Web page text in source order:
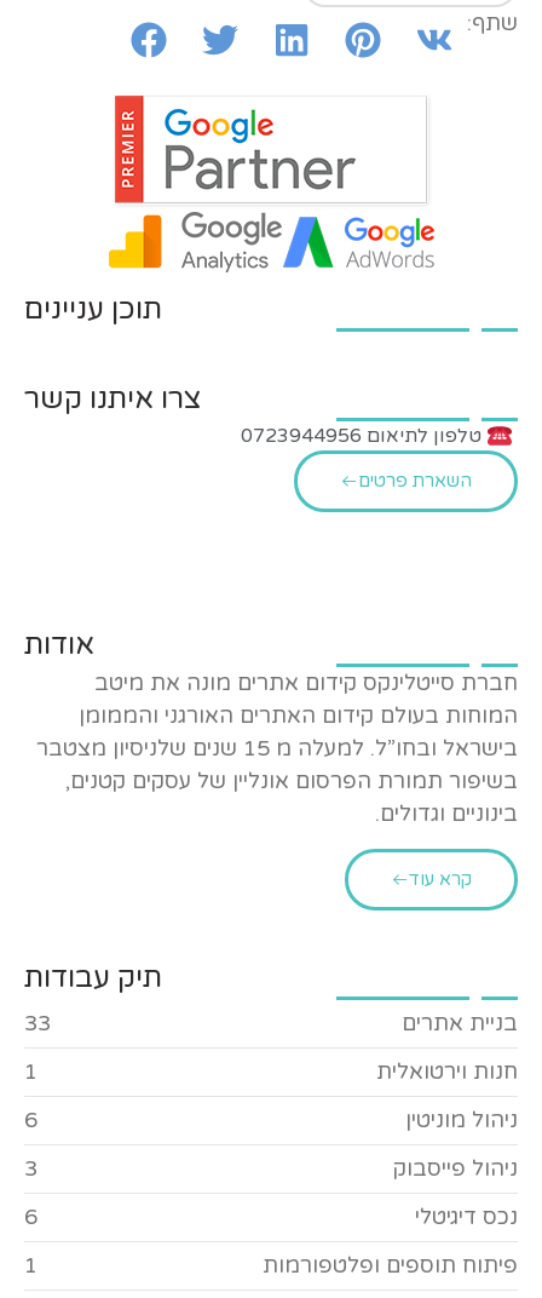
שתף:
תוכן עניינים
צרו איתנו קשר
טלפון לתיאום 0723944956
השארת פרטים
אודות
חברת סייטלינקס קידום אתרים מונה את מיטב
המוחות בעולם קידום האתרים האורגני והממומן
בישראל ובחו”ל. למעלה מ 15 שנים שלניסיון מצטבר
בשיפור תמורת הפרסום אונליין של עסקים קטנים,
בינוניים וגדולים.
קרא עוד
תיק עבודות
בניית אתרים
33
חנות וירטואלית
1
ניהול מוניטין
6
ניהול פייסבוק
3
נכס דיגיטלי
6
פיתוח תוספים ופלטפורמות
1